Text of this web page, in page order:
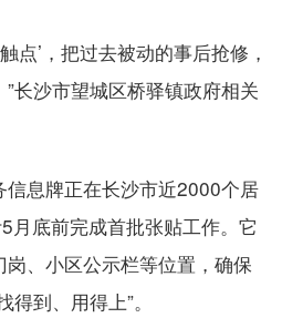
’，把过去被动的事后抢修，
长沙市望城区桥驿镇政府相关
息牌正在长沙市近2000个居
月底前完成首批张贴工作。它
、小区公示栏等位置，确保
到、用得上”。